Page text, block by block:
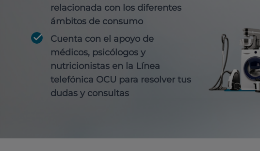
relacionada con los diferentes
ámbitos de consumo
Cuenta con el apoyo de
médicos, psicólogos y
nutricionistas en la Línea
telefónica OCU para resolver tus
dudas y consultas